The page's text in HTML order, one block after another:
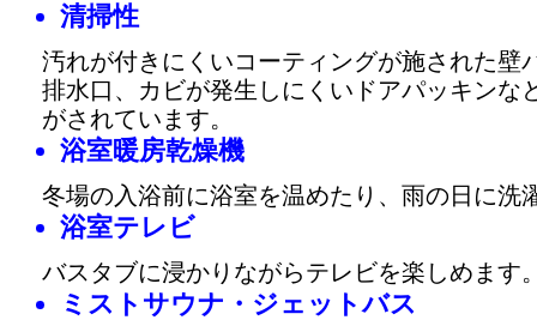
清掃性
汚れが付きにくいコーティングが施された壁
排水口、カビが発生しにくいドアパッキンな
がされています。
浴室暖房乾燥機
冬場の入浴前に浴室を温めたり、雨の日に洗
浴室テレビ
バスタブに浸かりながらテレビを楽しめます
ミストサウナ・ジェットバス